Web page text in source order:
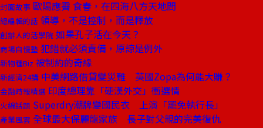
封面故事 歐陽應霽 食春，在四海八方天地間
總編輯的話 領導，不是控制，而是釋放
創辦人的活學院 如果孔子活在今天？
商場自慢塾 犯錯就必須責備，原諒是例外
新物種Biz 被制約的奇緣
新經濟24講 中美網路借貸變災難 英國Zopa為何能大賺？
金融時報精選 印度總理靠「硬漢外交」衝選情
火線話題 Superdry潮牌變國民衣 上演「罷免執行長」
產業風雲 全球最大保麗龍家族 長子對父親的完美復仇